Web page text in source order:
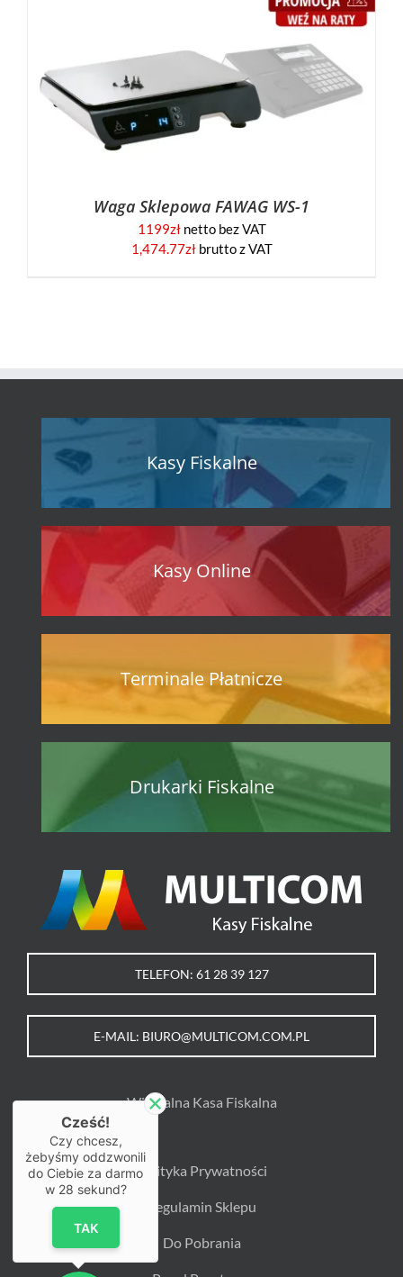
Waga Sklepowa FAWAG WS-1
1199złnetto bez VAT
1,474.77złbrutto z VAT
Kasy Fiskalne
Kasy Online
Terminale Płatnicze
Drukarki Fiskalne
TELEFON: 61 28 39 127
E-MAIL: BIURO@MULTICOM.COM.PL
Wirtualna Kasa Fiskalna
Polityka Prywatności
Regulamin Sklepu
Do Pobrania
Cześć!
Czy chcesz,
żebyśmy oddzwonili
do Ciebie za darmo
w 28 sekund?
TAK